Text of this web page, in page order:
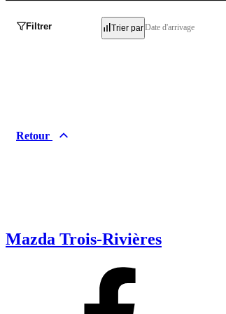
Filtrer Trier parDate d'arrivage
Retour
Mazda Trois-Rivières